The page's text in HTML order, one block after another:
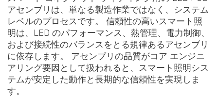
アセンブリは、単なる製造作業ではなく、システム
レベルのプロセスです。 信頼性の高いスマート照
明は、LED のパフォーマンス、熱管理、電力制御、
および接続性のバランスをとる規律あるアセンブリ
に依存します。 アセンブリの品質がコア エンジニ
アリング要因として扱われると、スマート照明シス
テムが安定した動作と長期的な信頼性を実現しま
す。